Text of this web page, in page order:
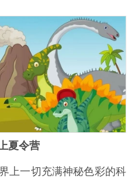
夏令营
上一切充满神秘色彩的科